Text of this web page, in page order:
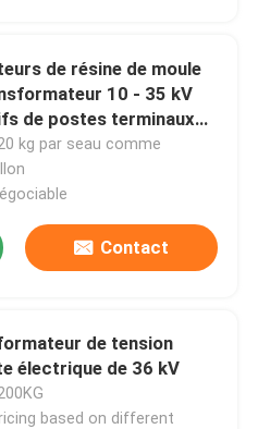
de résine de moule
10 - 35 kV
de postes terminaux
kg par seau comme
Contact
de tension
électrique de 36 kV
based on different